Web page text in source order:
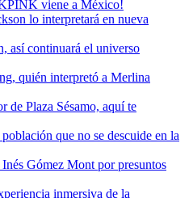
viene a México!
lo interpretará en nueva
así continuará el universo
quién interpretó a Merlina
de Plaza Sésamo, aquí te
que no se descuide en la
Gómez Mont por presuntos
inmersiva de la